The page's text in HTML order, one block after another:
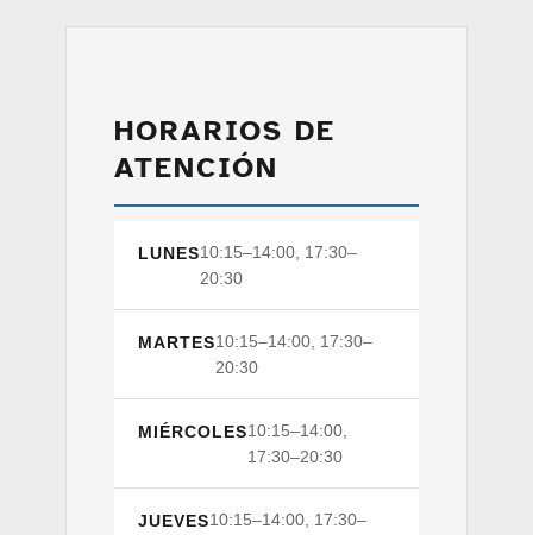
HORARIOS DE
ATENCIÓN
LUNES10:15–14:00, 17:30–
20:30
MARTES10:15–14:00, 17:30–
20:30
MIÉRCOLES10:15–14:00,
17:30–20:30
JUEVES10:15–14:00, 17:30–